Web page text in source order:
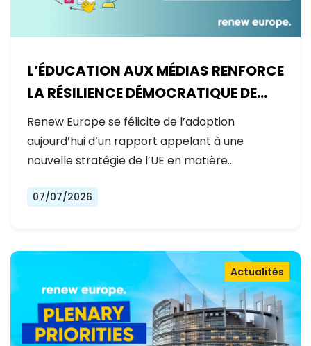
L’ÉDUCATION AUX MÉDIAS RENFORCE
LA RÉSILIENCE DÉMOCRATIQUE DE
L’EUROPE
Renew Europe se félicite de l’adoption
aujourd’hui d’un rapport appelant à une
nouvelle stratégie de l’UE en matière…
07/07/2026
Actualités